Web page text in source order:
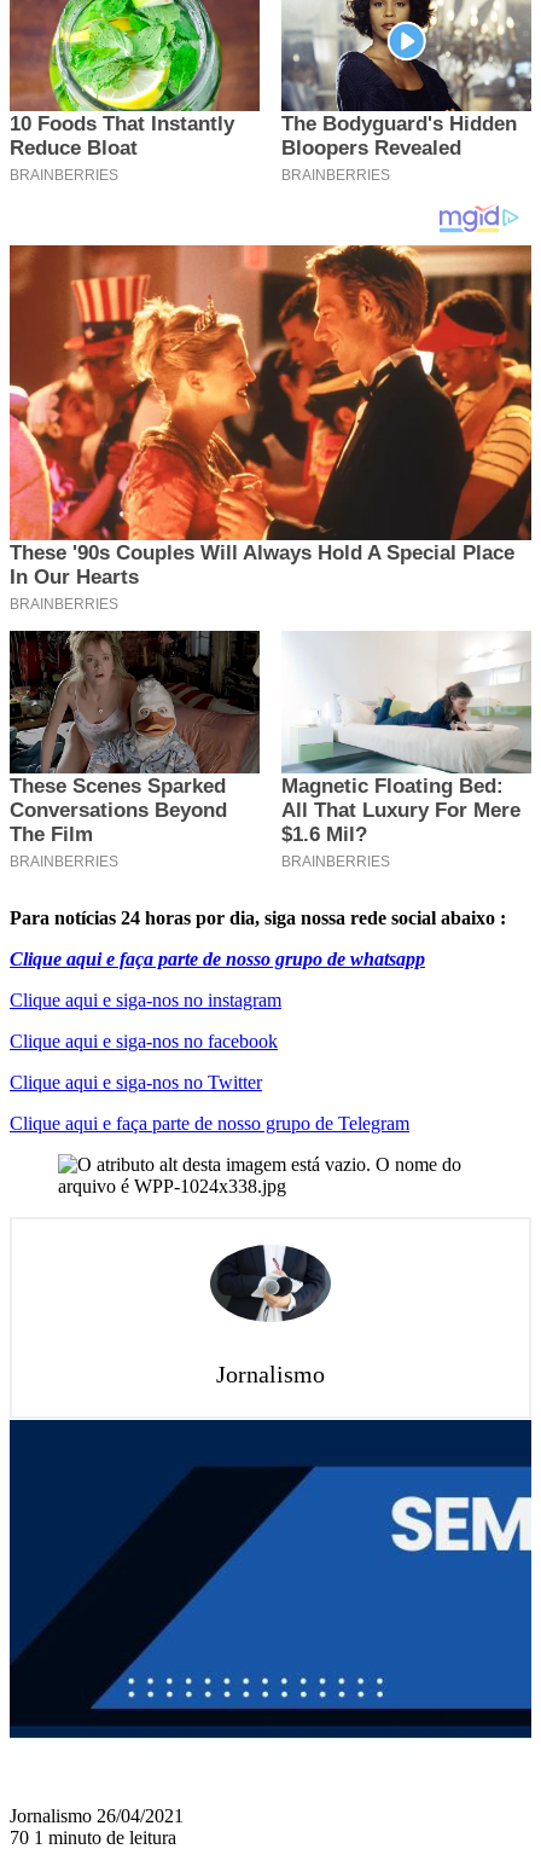
Para notícias 24 horas por dia, siga nossa rede social abaixo :
Clique aqui e faça parte de nosso grupo de whatsapp
Clique aqui e siga-nos no instagram
Clique aqui e siga-nos no facebook
Clique aqui e siga-nos no Twitter
Clique aqui e faça parte de nosso grupo de Telegram
Jornalismo
Jornalismo Mande
um
26/04/2021
70 1 minuto de leitura